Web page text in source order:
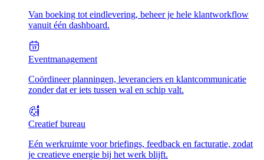
Van boeking tot eindlevering, beheer je hele klantworkflow
vanuit één dashboard.
Eventmanagement
Coördineer planningen, leveranciers en klantcommunicatie
zonder dat er iets tussen wal en schip valt.
Creatief bureau
Eén werkruimte voor briefings, feedback en facturatie, zodat
je creatieve energie bij het werk blijft.